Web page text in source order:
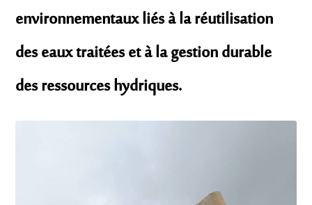
environnementaux liés à la réutilisation
des eaux traitées et à la gestion durable
des ressources hydriques.